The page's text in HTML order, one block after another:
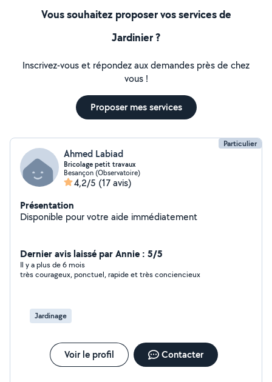
Vous souhaitez proposer vos services de
Jardinier ?
Inscrivez-vous et répondez aux demandes près de chez
vous !
Proposer mes services
Particulier
Ahmed Labiad
Bricolage petit travaux
Besançon (Observatoire)
4,2/5 (17 avis)
Présentation
Disponible pour votre aide immédiatement
Dernier avis laissé par Annie : 5/5
Il y a plus de 6 mois
très courageux, ponctuel, rapide et très conciencieux
Jardinage
Voir le profil Contacter